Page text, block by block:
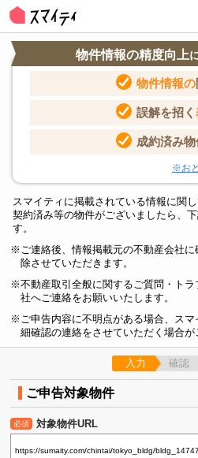
物件情報の精度向上
物件情報の
誤解を招く
成約済み物
※お
スマイティに掲載されている情報に関
契約済み等の物件がございましたら、
す。
ご連絡後、情報掲載元の不動産会社
除させていただきます。
不動産取引全般に関するご質問・ト
社へご連絡をお願いいたします。
ご申告内容に不明点がある場合、ス
細確認の連絡をさせていただく場合が
入力 確認
ご申告対象物件
必須 対象物件URL